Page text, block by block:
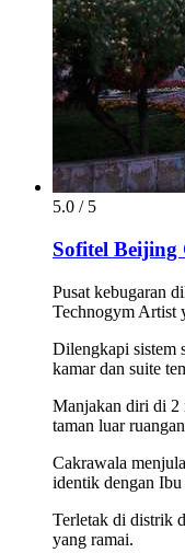
5.0 / 5
Sofitel Beijing
Pusat kebugaran
Technogym Artist
Dilengkapi sistem
kamar dan suite
Manjakan diri di 2
taman luar
Cakrawala
identik dengan
Terletak di distrik
yang ramai.